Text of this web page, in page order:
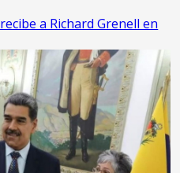
a Richard Grenell en